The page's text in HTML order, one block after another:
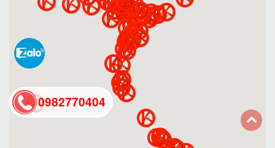
0982770404